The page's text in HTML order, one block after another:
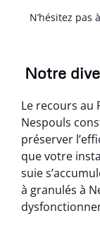
N’hésitez pas
Notre
Le recours au
Nespouls
préserver
que votre
suie
à granulés à